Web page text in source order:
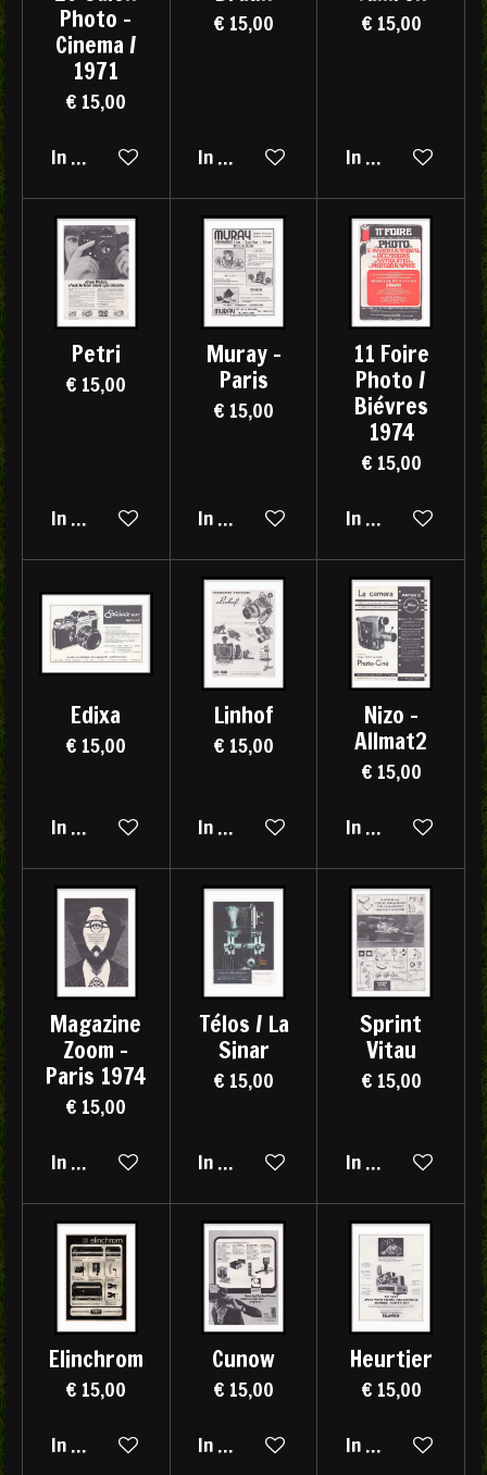
Photo -
Cinema /
1971
€ 15,00
In winkelwagen
€ 15,00
In winkelwagen
€ 15,00
In winkelwagen
Petri
€ 15,00
In winkelwagen
Muray -
Paris
€ 15,00
In winkelwagen
11 Foire
Photo /
Biévres
1974
€ 15,00
In winkelwagen
Edixa
€ 15,00
In winkelwagen
Linhof
€ 15,00
In winkelwagen
Nizo -
Allmat2
€ 15,00
In winkelwagen
Magazine
Zoom -
Paris 1974
€ 15,00
In winkelwagen
Télos / La
Sinar
€ 15,00
In winkelwagen
Sprint
Vitau
€ 15,00
In winkelwagen
Elinchrom
€ 15,00
In winkelwagen
Cunow
€ 15,00
In winkelwagen
Heurtier
€ 15,00
In winkelwagen